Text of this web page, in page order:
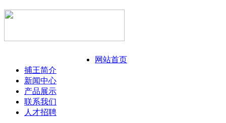
126年8月8日 星期六
网站首页
捕王简介
新闻中心
产品展示
联系我们
人才招聘